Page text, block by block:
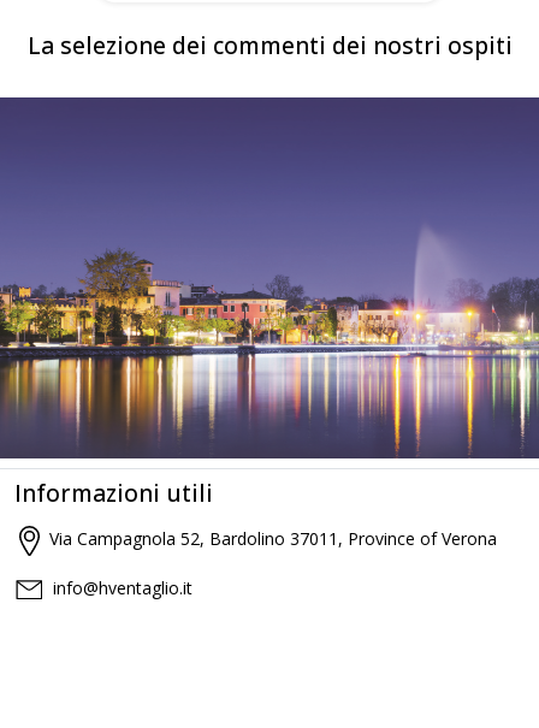
La selezione dei commenti dei nostri ospiti
Informazioni utili
Via Campagnola 52, Bardolino 37011, Province of Verona
info@hventaglio.it